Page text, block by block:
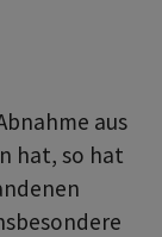
aus
hat, so hat